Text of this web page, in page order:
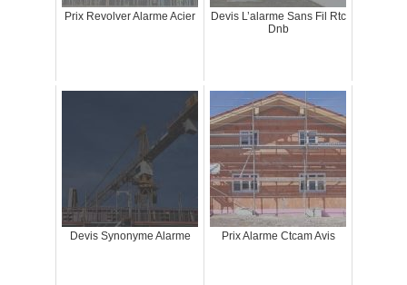
Prix Revolver Alarme Acier
Devis L’alarme Sans Fil Rtc
Dnb
Devis Synonyme Alarme Prix Alarme Ctcam Avis